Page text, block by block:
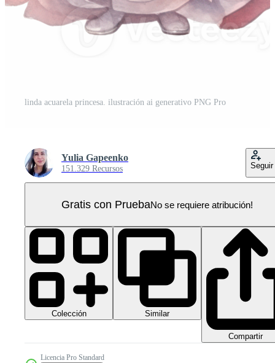
linda acuarela princesa. ilustración ai generativo PNG Pro
Yulia Gapeenko
151.329 Recursos Seguir
Gratis con PruebaNo se requiere atribución!
Colección Similar
Compartir
Licencia Pro Standard